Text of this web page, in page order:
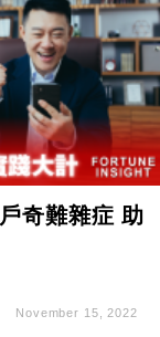
張放慢兼縮減人
援Anthropic租用
圍 14類產品或加徵
寶鐘錶銷售升勢
派息比率目標維持
奇難雜症 助
November 15, 2022